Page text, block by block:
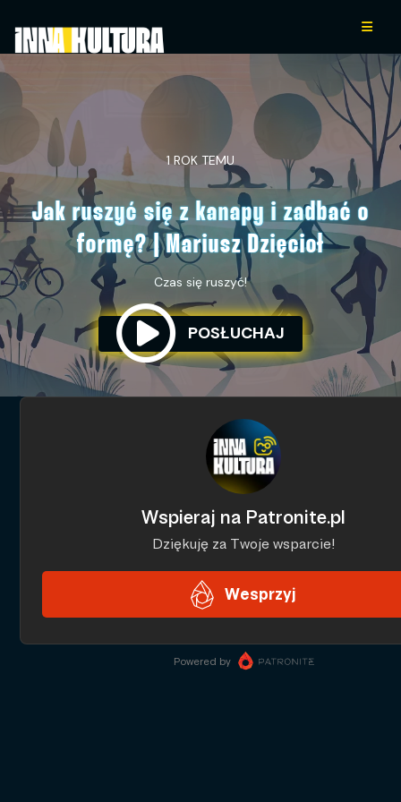
1 ROK TEMU
Jak ruszyć się z kanapy i zadbać o
formę? | Mariusz Dzięcioł
Czas się ruszyć!
POSŁUCHAJ